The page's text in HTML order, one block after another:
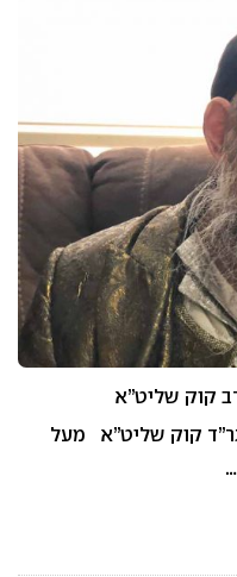
קוק שליט”א
קוק שליט”א מעל